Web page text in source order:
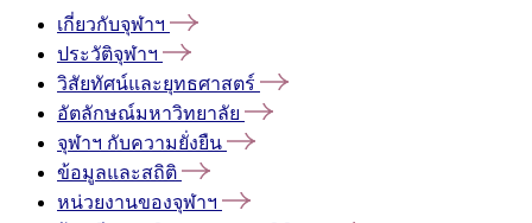
เกี่ยวกับจุฬาฯ
ประวัติจุฬาฯ
วิสัยทัศน์และยุทธศาสตร์
อัตลักษณ์มหาวิทยาลัย
จุฬาฯ กับความยั่งยืน
ข้อมูลและสถิติ
หน่วยงานของจุฬาฯ